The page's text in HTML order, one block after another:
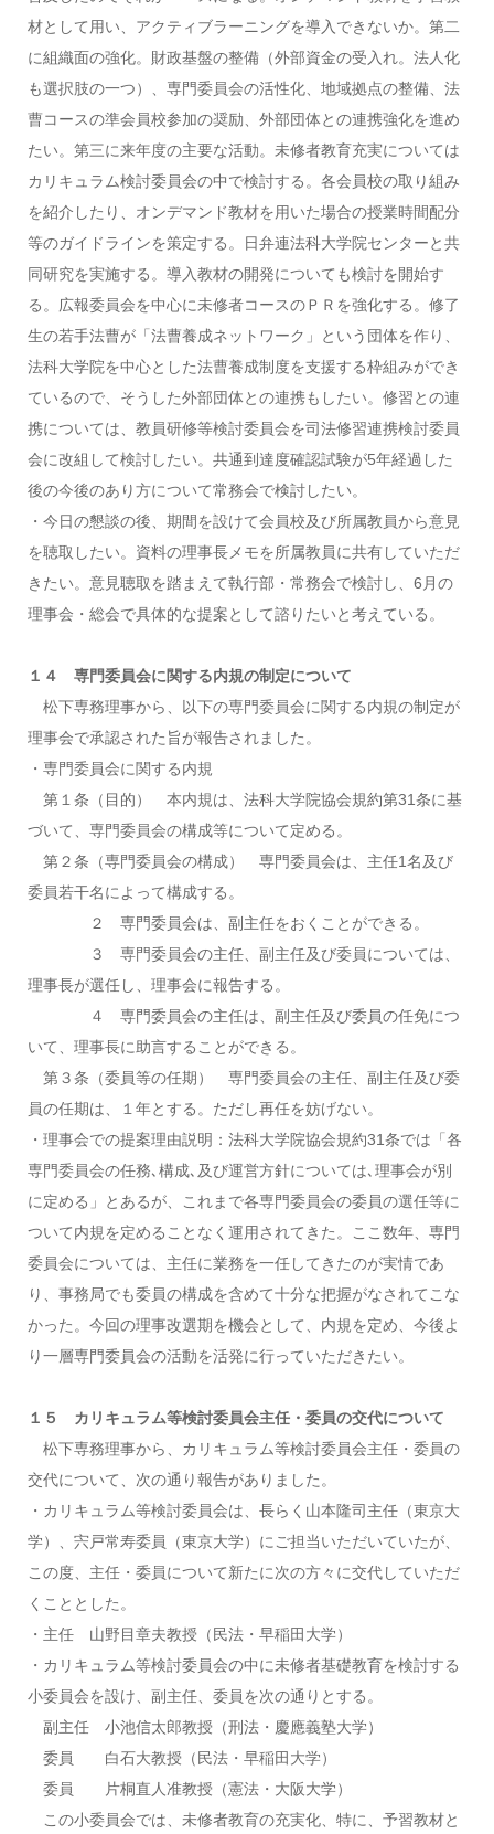
材として用い、アクティブラーニングを導入できないか。第二
に組織面の強化。財政基盤の整備（外部資金の受入れ。法人化
も選択肢の一つ）、専門委員会の活性化、地域拠点の整備、法
曹コースの準会員校参加の奨励、外部団体との連携強化を進め
たい。第三に来年度の主要な活動。未修者教育充実については
カリキュラム検討委員会の中で検討する。各会員校の取り組み
を紹介したり、オンデマンド教材を用いた場合の授業時間配分
等のガイドラインを策定する。日弁連法科大学院センターと共
同研究を実施する。導入教材の開発についても検討を開始す
る。広報委員会を中心に未修者コースのＰＲを強化する。修了
生の若手法曹が「法曹養成ネットワーク」という団体を作り、
法科大学院を中心とした法曹養成制度を支援する枠組みができ
ているので、そうした外部団体との連携もしたい。修習との連
携については、教員研修等検討委員会を司法修習連携検討委員
会に改組して検討したい。共通到達度確認試験が5年経過した
後の今後のあり方について常務会で検討したい。
・今日の懇談の後、期間を設けて会員校及び所属教員から意見
を聴取したい。資料の理事長メモを所属教員に共有していただ
きたい。意見聴取を踏まえて執行部・常務会で検討し、6月の
理事会・総会で具体的な提案として諮りたいと考えている。
１４ 専門委員会に関する内規の制定について
松下専務理事から、以下の専門委員会に関する内規の制定が
理事会で承認された旨が報告されました。
・専門委員会に関する内規
第１条（目的） 本内規は、法科大学院協会規約第31条に基
づいて、専門委員会の構成等について定める。
第２条（専門委員会の構成） 専門委員会は、主任1名及び
委員若干名によって構成する。
２ 専門委員会は、副主任をおくことができる。
３ 専門委員会の主任、副主任及び委員については、
理事長が選任し、理事会に報告する。
４ 専門委員会の主任は、副主任及び委員の任免につ
いて、理事長に助言することができる。
第３条（委員等の任期） 専門委員会の主任、副主任及び委
員の任期は、１年とする。ただし再任を妨げない。
・理事会での提案理由説明：法科大学院協会規約31条では「各
専門委員会の任務､構成､及び運営方針については､理事会が別
に定める」とあるが、これまで各専門委員会の委員の選任等に
ついて内規を定めることなく運用されてきた。ここ数年、専門
委員会については、主任に業務を一任してきたのが実情であ
り、事務局でも委員の構成を含めて十分な把握がなされてこな
かった。今回の理事改選期を機会として、内規を定め、今後よ
り一層専門委員会の活動を活発に行っていただきたい。
１５ カリキュラム等検討委員会主任・委員の交代について
松下専務理事から、カリキュラム等検討委員会主任・委員の
交代について、次の通り報告がありました。
・カリキュラム等検討委員会は、長らく山本隆司主任（東京大
学）、宍戸常寿委員（東京大学）にご担当いただいていたが、
この度、主任・委員について新たに次の方々に交代していただ
くこととした。
・主任 山野目章夫教授（民法・早稲田大学）
・カリキュラム等検討委員会の中に未修者基礎教育を検討する
小委員会を設け、副主任、委員を次の通りとする。
副主任 小池信太郎教授（刑法・慶應義塾大学）
委員 白石大教授（民法・早稲田大学）
委員 片桐直人准教授（憲法・大阪大学）
この小委員会では、未修者教育の充実化、特に、予習教材と